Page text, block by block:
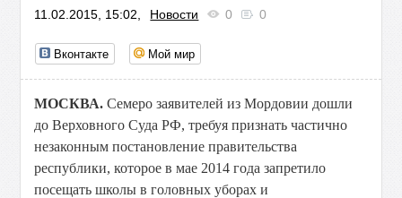
11.02.2015, 15:02, Новости 0 0
Вконтакте Мой мир
МОСКВА.Семеро заявителей из Мордовии дошли
до Верховного Суда РФ, требуя признать частично
незаконным постановление правительства
республики, которое в мае 2014 года запретило
посещать школы в головных уборах и